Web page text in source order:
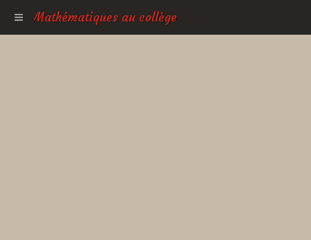
Mathématiques au collège